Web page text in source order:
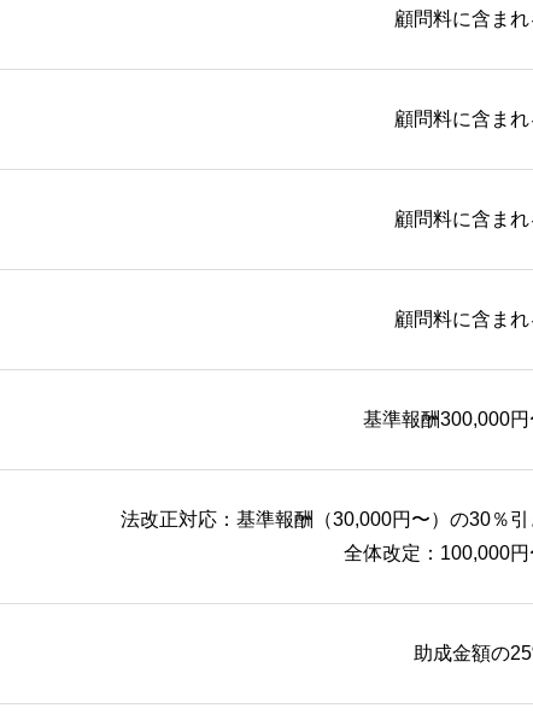
顧問料に含まれ
顧問料に含まれ
顧問料に含まれ
顧問料に含まれ
基準報酬300,000円
法改正対応：基準報酬（30,000円〜）の30％引
全体改定：100,000円
助成金額の